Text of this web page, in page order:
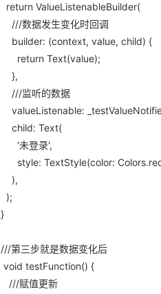
return ValueListenableBuilder(
///数据发生变化时回调
builder: (context, value, child) {
return Text(value);
},
///监听的数据
valueListenable:
child: Text(
'未登录',
style: TextStyle(color:
),
);
}
///第三步就是数据变化后
void testFunction() {
///赋值更新